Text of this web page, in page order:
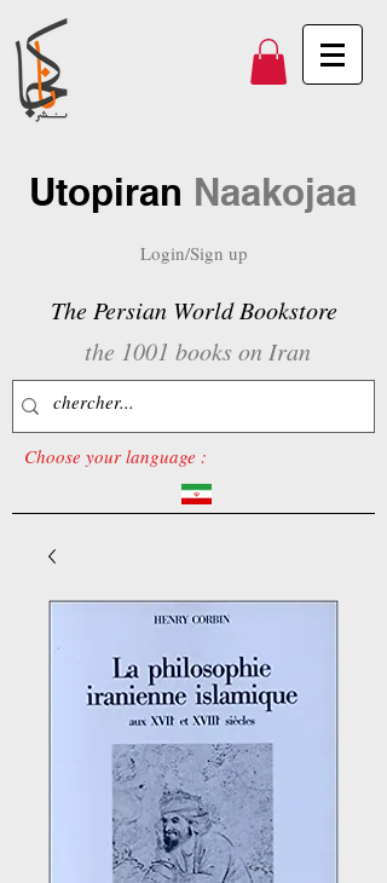
Utopiran Naakojaa
Login/Sign up
The Persian World Bookstore
the 1001 books on Iran
Choose your language :